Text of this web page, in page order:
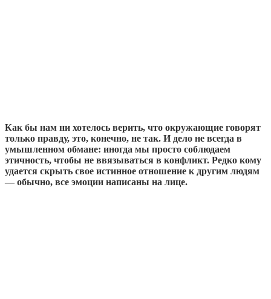
Как бы нам ни хотелось верить, что окружающие говорят
только правду, это, конечно, не так. И дело не всегда в
умышленном обмане: иногда мы просто соблюдаем
этичность, чтобы не ввязываться в конфликт. Редко кому
удается скрыть свое истинное отношение к другим людям
— обычно, все эмоции написаны на лице.